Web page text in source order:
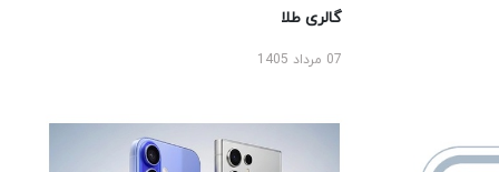
گالری طلا
07 مرداد 1405